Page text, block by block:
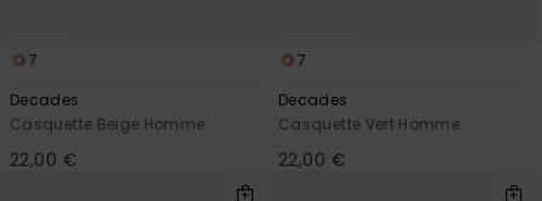
7
Decades
Casquette Beige Homme
22,00 €
7
Decades
Casquette Vert Homme
22,00 €